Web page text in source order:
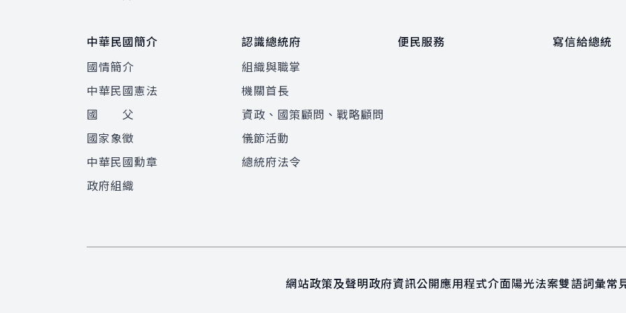
中華民國簡介
國情簡介
中華民國憲法
國 父
國家象徵
中華民國勳章
政府組織
認識總統府
組織與職掌
機關首長
資政、國策顧問、戰略顧問
儀節活動
總統府法令
便民服務 寫信給總統
網站政策及聲明政府資訊公開應用程式介面陽光法案雙語詞彙常